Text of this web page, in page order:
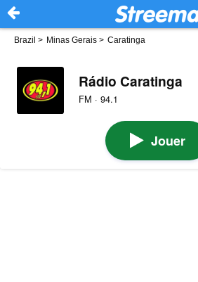
Brazil > Minas Gerais > Caratinga
Rádio Caratinga
FM · 94.1
Jouer